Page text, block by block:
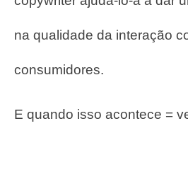
na qualidade da interação
consumidores.
E quando isso acontece =